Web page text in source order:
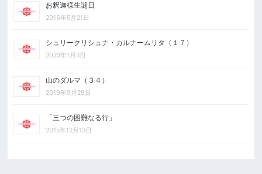
お釈迦様生誕日
2016年5月21日
シュリークリシュナ・カルナームリタ（１７）
2023年1月3日
山のダルマ（３４）
2019年9月29日
「三つの困難なる行」
2015年12月13日